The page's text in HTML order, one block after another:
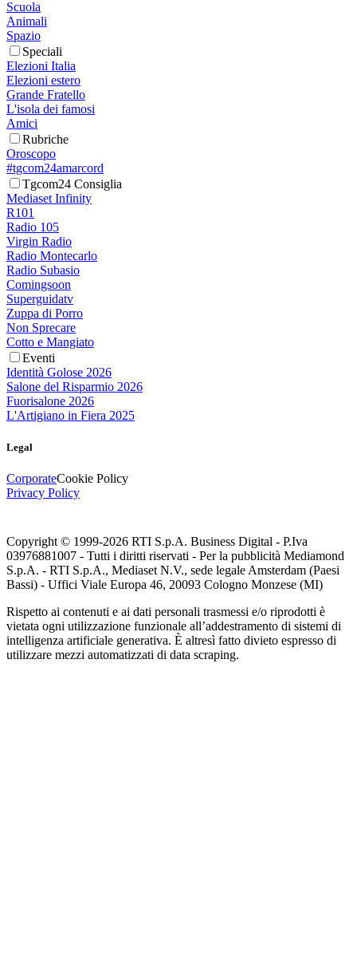
Scuola
Animali
Spazio
Speciali
Elezioni Italia
Elezioni estero
Grande Fratello
L'isola dei famosi
Amici
Rubriche
Oroscopo
#tgcom24amarcord
Tgcom24 Consiglia
Mediaset Infinity
R101
Radio 105
Virgin Radio
Radio Montecarlo
Radio Subasio
Comingsoon
Superguidatv
Zuppa di Porro
Non Sprecare
Cotto e Mangiato
Eventi
Identità Golose 2026
Salone del Risparmio 2026
Fuorisalone 2026
L'Artigiano in Fiera 2025
Legal
CorporateCookie Policy
Privacy Policy
Copyright © 1999-2026 RTI S.p.A. Business Digital - P.Iva
03976881007 - Tutti i diritti riservati - Per la pubblicità Mediamond
S.p.A. - RTI S.p.A., Mediaset N.V., sede legale Amsterdam (Paesi
Bassi) - Uffici Viale Europa 46, 20093 Cologno Monzese (MI)
Rispetto ai contenuti e ai dati personali trasmessi e/o riprodotti è
vietata ogni utilizzazione funzionale all’addestramento di sistemi di
intelligenza artificiale generativa. È altresì fatto divieto espresso di
utilizzare mezzi automatizzati di data scraping.